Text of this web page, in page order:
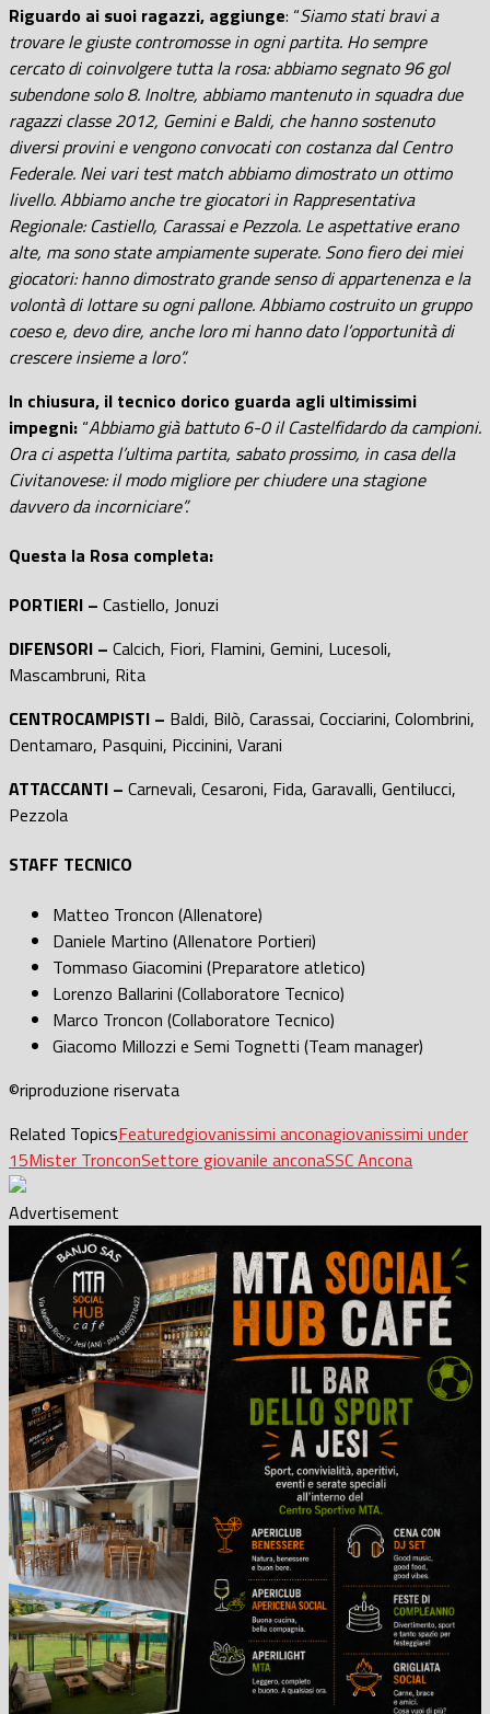
Riguardo ai suoi ragazzi, aggiunge: “Siamo stati bravi a
trovare le giuste contromosse in ogni partita. Ho sempre
cercato di coinvolgere tutta la rosa: abbiamo segnato 96 gol
subendone solo 8. Inoltre, abbiamo mantenuto in squadra due
ragazzi classe 2012, Gemini e Baldi, che hanno sostenuto
diversi provini e vengono convocati con costanza dal Centro
Federale. Nei vari test match abbiamo dimostrato un ottimo
livello. Abbiamo anche tre giocatori in Rappresentativa
Regionale: Castiello, Carassai e Pezzola. Le aspettative erano
alte, ma sono state ampiamente superate. Sono fiero dei miei
giocatori: hanno dimostrato grande senso di appartenenza e la
volontà di lottare su ogni pallone. Abbiamo costruito un gruppo
coeso e, devo dire, anche loro mi hanno dato l’opportunità di
crescere insieme a loro”.
In chiusura, il tecnico dorico guarda agli ultimissimi
impegni: “Abbiamo già battuto 6-0 il Castelfidardo da campioni.
Ora ci aspetta l’ultima partita, sabato prossimo, in casa della
Civitanovese: il modo migliore per chiudere una stagione
davvero da incorniciare”.
Questa la Rosa completa:
PORTIERI – Castiello, Jonuzi
DIFENSORI – Calcich, Fiori, Flamini, Gemini, Lucesoli,
Mascambruni, Rita
CENTROCAMPISTI – Baldi, Bilò, Carassai, Cocciarini, Colombrini,
Dentamaro, Pasquini, Piccinini, Varani
ATTACCANTI – Carnevali, Cesaroni, Fida, Garavalli, Gentilucci,
Pezzola
STAFF TECNICO
Matteo Troncon (Allenatore)
Daniele Martino (Allenatore Portieri)
Tommaso Giacomini (Preparatore atletico)
Lorenzo Ballarini (Collaboratore Tecnico)
Marco Troncon (Collaboratore Tecnico)
Giacomo Millozzi e Semi Tognetti (Team manager)
©️riproduzione riservata
Related TopicsFeaturedgiovanissimi anconagiovanissimi under
15Mister TronconSettore giovanile anconaSSC Ancona
Advertisement